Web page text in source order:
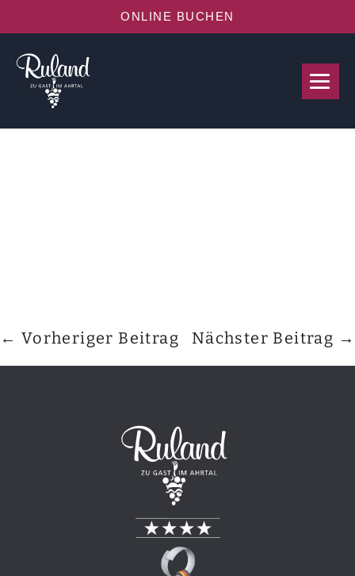
ONLINE BUCHEN
← Vorheriger Beitrag Nächster Beitrag →